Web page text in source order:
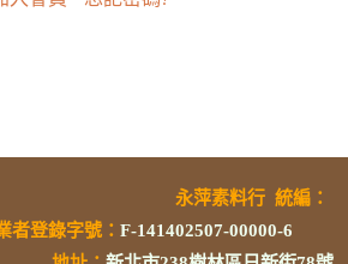
永萍素料行 統編 ：
者登錄字號： F-141402507-00000-6